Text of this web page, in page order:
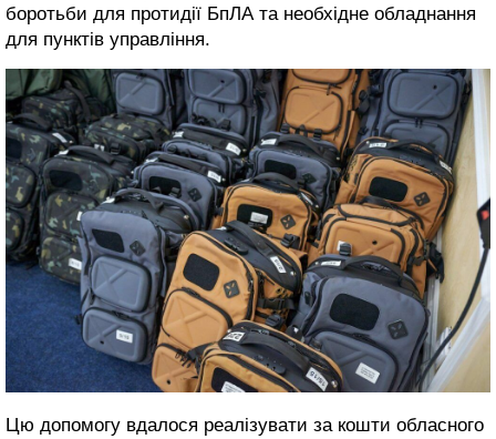
боротьби для протидії БпЛА та необхідне обладнання
для пунктів управління.
Цю допомогу вдалося реалізувати за кошти обласного